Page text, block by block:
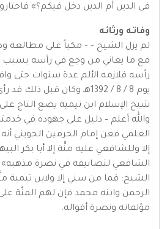
في الدين أم الدين دخل فيكم؟»
وفاتـه ورثائـه
لم يزل الشيخ – – مكباً على مطالعة
مع ما يعاني من وجع في رأسه بسبب
رأسه فلازمه الألم عدة سنوات حتى
يوم 8 / 8 / 1392هـ وكان قبل
شيخ الإسلام ابن تيمية يضع التاج
والله أعلم – دليل على جهوده في
العلمي فعن إمام الحرمين الجويني
إلا وللشافعي عليه منَّة إلا أبا بكر
الشافعي لتصانيفه في نصرة مذهبه»
الشيخ: فما من سني إلا ولابن تيمية
الرحمن وابنه محمد فإن لهم المنّة
مؤلفاته ونصرة أقواله.